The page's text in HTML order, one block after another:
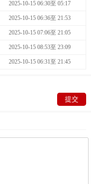
2025-10-15 06:30至 05:17
2025-10-15 06:36至 21:53
2025-10-15 07:06至 21:05
2025-10-15 08:53至 23:09
2025-10-15 06:31至 21:45